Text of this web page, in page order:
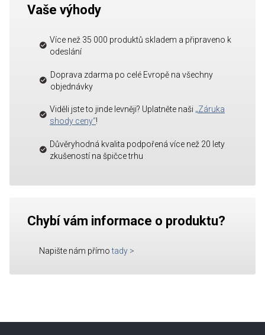
Vaše výhody
Více než 35 000 produktů skladem a připraveno k
odeslání
Doprava zdarma po celé Evropě na všechny
objednávky
Viděli jste to jinde levněji? Uplatněte naši „Záruka
shody ceny“!
Důvěryhodná kvalita podpořená více než 20 lety
zkušeností na špičce trhu
Chybí vám informace o produktu?
Napište nám přímo tady >